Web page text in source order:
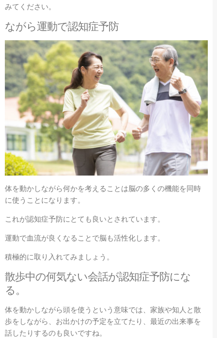
みてください。
ながら運動で認知症予防
体を動かしながら何かを考えることは脳の多くの機能を同時
に使うことになります。
これが認知症予防にとても良いとされています。
運動で血流が良くなることで脳も活性化します。
積極的に取り入れてみましょう。
散歩中の何気ない会話が認知症予防にな
る。
体を動かしながら頭を使うという意味では、家族や知人と散
歩をしながら、お出かけの予定を立てたり、最近の出来事を
話したりするのも良いですね。